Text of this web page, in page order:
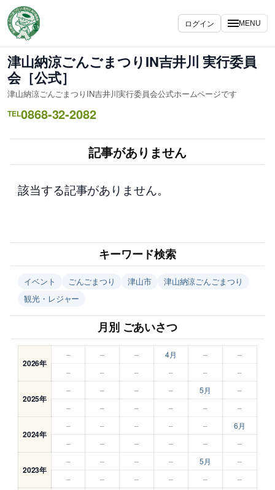
容
を
ス
キ
ッ
プ
ログイン MENU
津山納涼ごんごまつりIN吉井川 実行委員
会［公式］
津山納涼ごんごまつりIN吉井川実行委員会公式ホームページです
TEL0868-32-2082
記事がありません
該当する記事がありません。
キーワード検索
イベント ごんごまつり 津山市
津山納涼ごんごまつり
観光・レジャー
月別 ごあいさつ
2026年
– – – 4月 –
–
–
– – – – –
2025年
– – – – 5月
–
–
– – – – –
2024年
– – – – –
6月
–
– – – – –
2023年
– – – – 5月
–
–
– – – – –